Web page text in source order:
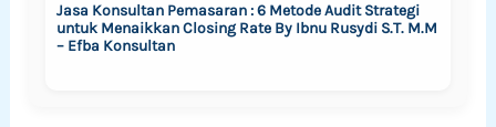
Jasa Konsultan Pemasaran : 6 Metode Audit Strategi
untuk Menaikkan Closing Rate By Ibnu Rusydi S.T. M.M
– Efba Konsultan